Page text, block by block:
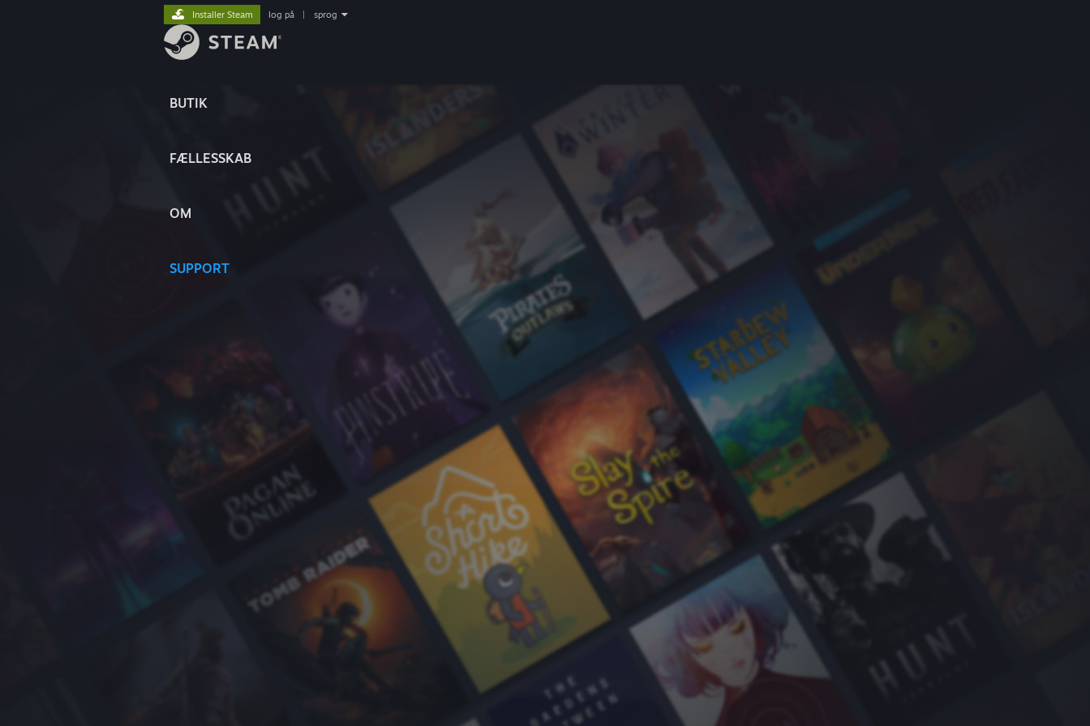
BUTIK
FÆLLESSKAB
OM
SUPPORT
Installer Steam log på sprog